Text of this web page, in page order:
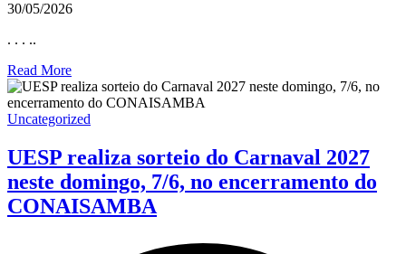
30/05/2026
. . . ..
Read More
Uncategorized
UESP realiza sorteio do Carnaval 2027
neste domingo, 7/6, no encerramento do
CONAISAMBA